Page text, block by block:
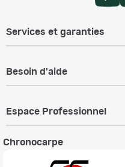
Services et garanties
Besoin d'aide
Espace Professionnel
Chronocarpe